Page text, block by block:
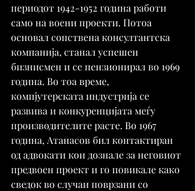
периодот 1942-1952 година работи
само на воени проекти. Потоа
основал сопствена консултантска
компанија, станал успешен
бизнисмен и се пензионирал во 1969
година. Во тоа време,
компјутерската индустрија се
развива и конкуренцијата меѓу
производителите расте. Во 1967
година, Атанасов бил контактиран
од адвокати кои дознале за неговиот
предвоен проект и го повикале како
сведок во случаи поврзани со